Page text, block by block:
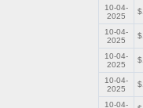
10-04-
2025
10-04-
2025
10-04-
2025
10-04-
2025
10-04-